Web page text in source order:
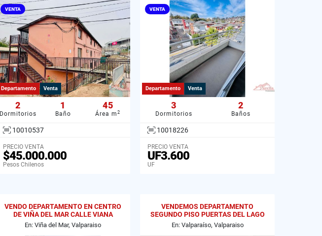
VENTA
Departamento Venta
2
Dormitorios
1
Baño
45
Área m 2
10010537
PRECIO VENTA
$45.000.000
Pesos Chilenos
VENTA
Departamento Venta
3
Dormitorios
2
Baños
10018226
PRECIO VENTA
UF3.600
UF
VENDO DEPARTAMENTO EN CENTRO
DE VIÑA DEL MAR CALLE VIANA
En: Viña del Mar, Valparaiso
VENDEMOS DEPARTAMENTO
SEGUNDO PISO PUERTAS DEL LAGO
CURAUMA
En: Valparaíso, Valparaiso